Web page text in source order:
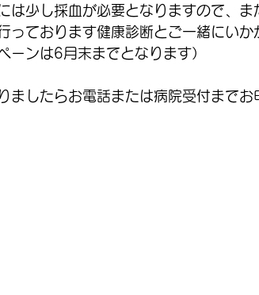
は少し採血が必要となりますので、
っております健康診断とご一緒にいか
ーンは6月末までとなります）
ましたらお電話または病院受付までお